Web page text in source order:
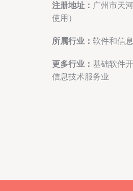
注册地址： 广州市天
使用）
所属行业： 软件和信
更多行业： 基础软件
信息技术服务业